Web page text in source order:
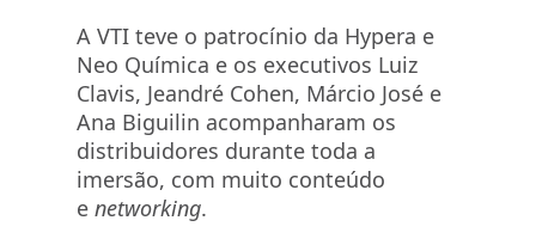
A VTI teve o patrocínio da Hypera e
Neo Química e os executivos Luiz
Clavis, Jeandré Cohen, Márcio José e
Ana Biguilin acompanharam os
distribuidores durante toda a
imersão, com muito conteúdo
e networking.